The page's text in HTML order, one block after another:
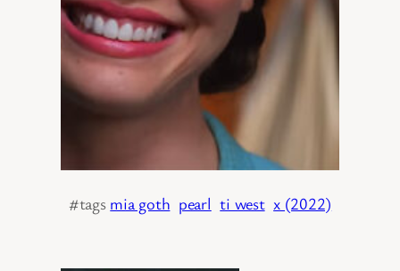
#tags mia goth pearl ti west x (2022)